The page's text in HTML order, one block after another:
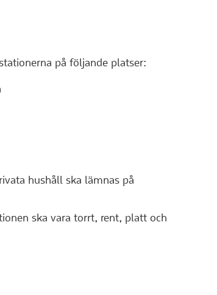
på följande platser:
hushåll ska lämnas på
ska vara torrt, rent, platt och